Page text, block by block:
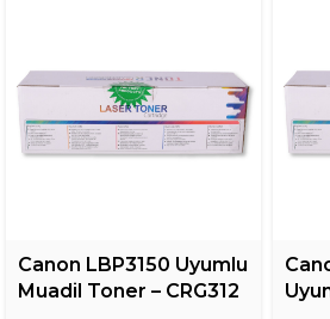
Canon LBP3150 Uyumlu
Muadil Toner – CRG312